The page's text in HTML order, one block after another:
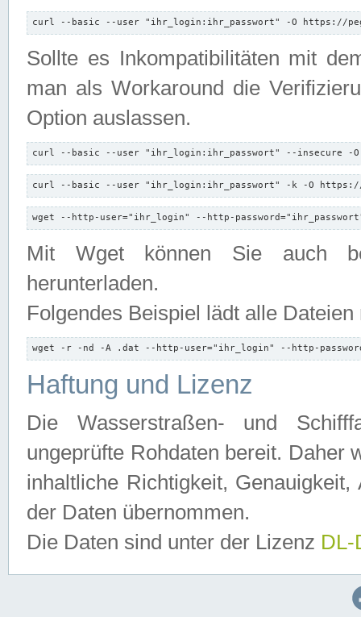
curl --basic --user "ihr_login:ihr_passwort" -O https://
Sollte es Inkompatibilitäten mit
man als Workaround die
Option auslassen.
curl --basic --user "ihr_login:ihr_passwort" --insecure -
curl --basic --user "ihr_login:ihr_passwort" -k -O
wget --http-user="ihr_login" --http-
Mit Wget können Sie auch
herunterladen.
Folgendes Beispiel lädt alle
wget -r -nd -A .dat --http-user="ihr_login" --http-
Haftung und Lizenz
Die Wasserstraßen- und
ungeprüfte Rohdaten bereit. Daher
inhaltliche Richtigkeit,
der Daten übernommen.
Die Daten sind unter der Lizenz